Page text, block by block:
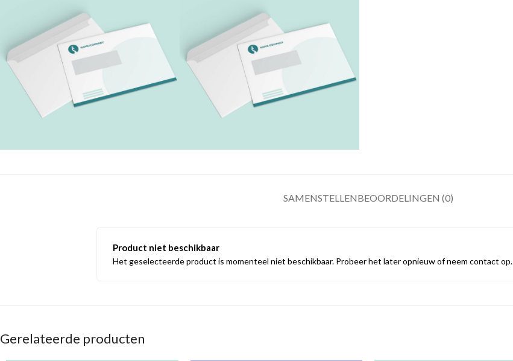
SAMENSTELLENBEOORDELINGEN (0)
Product niet beschikbaar
Het geselecteerde product is momenteel niet beschikbaar. Probeer het later opnieuw of neem contact op.
Gerelateerde producten